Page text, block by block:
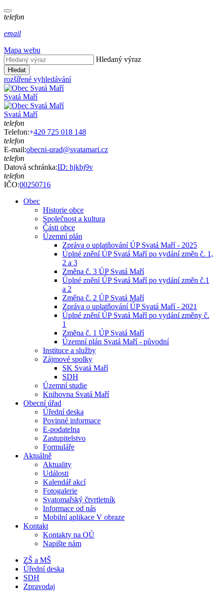
telefon
email
Mapa webu
Hledaný výraz
Hledat
rozšířené vyhledávání
Svatá Maří
Svatá Maří
telefon
Telefon:+420 725 018 148
telefon
E-mail:obecni-urad@svatamari.cz
telefon
Datová schránka:ID: hjkbj9v
telefon
IČO:00250716
Obec
Historie obce
Společnost a kultura
Části obce
Územní plán
Zpráva o uplatňování ÚP Svatá Maří - 2025
Úplné znění ÚP Svatá Maří po vydání změn č. 1,
2 a 3
Změna č. 3 ÚP Svatá Maří
Úplné znění ÚP Svatá Maří po vydání změn č.1
a 2
Změna č. 2 ÚP Svatá Maří
Zpráva o uplatňování ÚP Svatá Maří - 2021
Úplné znění ÚP Svatá Maří po vydání změny č.
1
Změna č. 1 ÚP Svatá Maří
Územní plán Svatá Maří - původní
Instituce a služby
Zájmové spolky
SK Svatá Maří
SDH
Územní studie
Knihovna Svatá Maří
Obecní úřad
Úřední deska
Povinné informace
E-podatelna
Zastupitelstvo
Formuláře
Aktuálně
Aktuality
Události
Kalendář akcí
Fotogalerie
Svatomařský čtvrtletník
Informace od nás
Mobilní aplikace V obraze
Kontakt
Kontakty na OÚ
Napište nám
ZŠ a MŠ
Úřední deska
SDH
Zpravodaj